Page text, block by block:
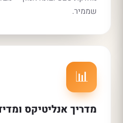
שממיר.
📊
מדריך אנליטיקס